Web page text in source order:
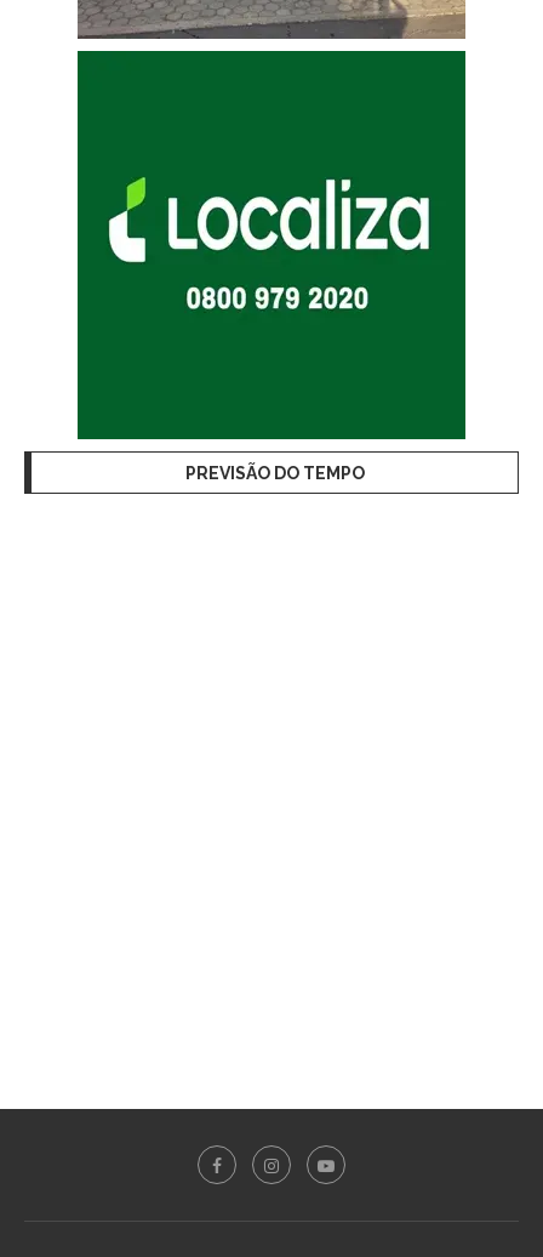
PREVISÃO DO TEMPO